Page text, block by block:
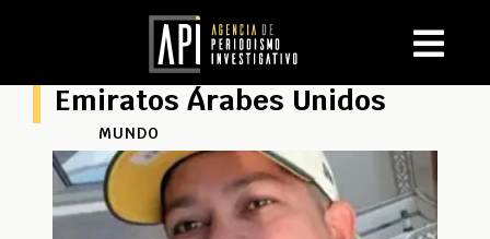
Emiratos Árabes Unidos
MUNDO